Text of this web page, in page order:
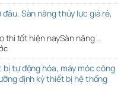
Sàn nâng thủy lực giá rẻ,
thì tốt hiện naySàn nâng …
bị tự động hóa, máy móc công
định kỳ thiết bị hệ thống